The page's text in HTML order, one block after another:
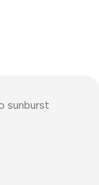
sunburst